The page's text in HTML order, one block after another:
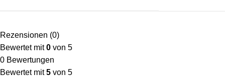
Rezensionen (0)
Bewertet mit0 von 5
0 Bewertungen
Bewertet mit5 von 5